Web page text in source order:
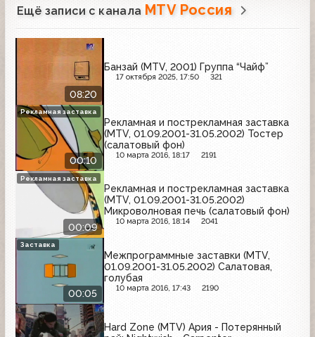
Ещё записи с канала MTV Россия
08:20
Банзай (MTV, 2001) Группа “Чайф”
17 октября 2025, 17:50 321
00:10
Рекламная и пострекламная заставка
(MTV, 01.09.2001-31.05.2002) Тостер
(салатовый фон)
10 марта 2016, 18:17 2191
Рекламная заставка
00:09
Рекламная и пострекламная заставка
(MTV, 01.09.2001-31.05.2002)
Микроволновая печь (салатовый фон)
10 марта 2016, 18:14 2041
Рекламная заставка
00:05
Межпрограммные заставки (MTV,
01.09.2001-31.05.2002) Салатовая,
голубая
10 марта 2016, 17:43 2190
Заставка
Hard Zone (MTV) Ария - Потерянный